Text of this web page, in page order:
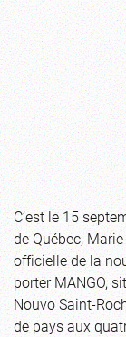
C’est le 15
de Québec,
officielle de la
porter MANGO,
Nouvo Saint-
de pays aux